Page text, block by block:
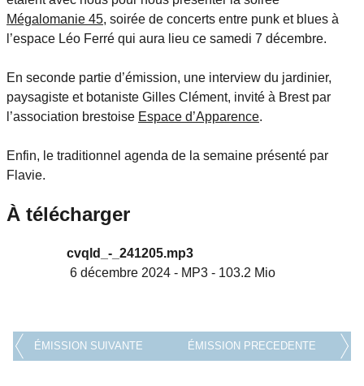
Mégalomanie 45, soirée de concerts entre punk et blues à
l’espace Léo Ferré qui aura lieu ce samedi 7 décembre.
En seconde partie d’émission, une interview du jardinier,
paysagiste et botaniste Gilles Clément, invité à Brest par
l’association brestoise Espace d’Apparence.
Enfin, le traditionnel agenda de la semaine présenté par
Flavie.
À télécharger
cvqld_-_241205.mp3
6 décembre 2024 - MP3 - 103.2 Mio
ÉMISSION SUIVANTE ÉMISSION PRECEDENTE